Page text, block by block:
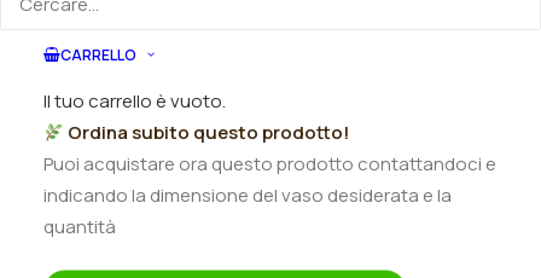
CARRELLO
Il tuo carrello è vuoto.
Peonia
"Sorbet"
quantità
Ordina subito questo prodotto!
Puoi acquistare ora questo prodotto contattandoci e
indicando la dimensione del vaso desiderata e la
quantità